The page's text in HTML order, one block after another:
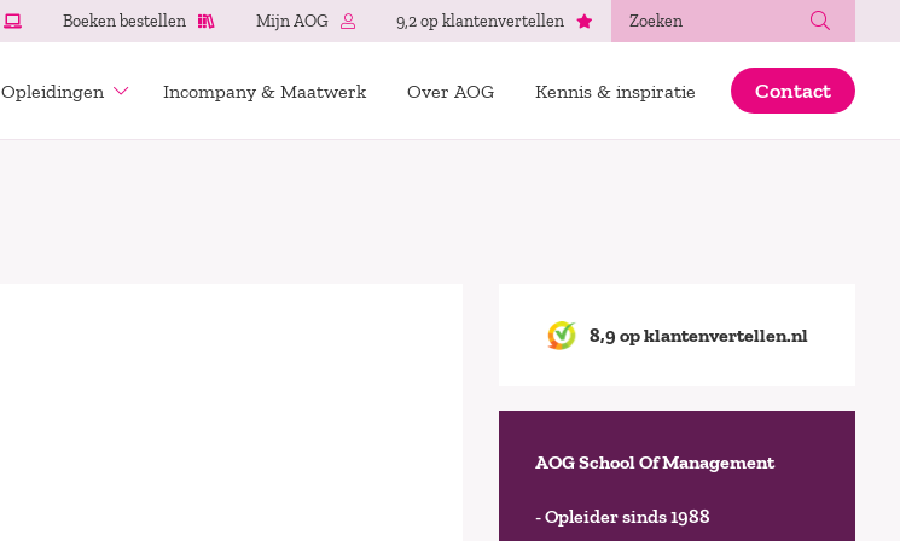
Boeken bestellen Mijn AOG 9,2 op klantenvertellen
Opleidingen Incompany & Maatwerk Over AOG Kennis & inspiratie Contact
8,9 op klantenvertellen.nl
AOG School Of Management
- Opleider sinds 1988